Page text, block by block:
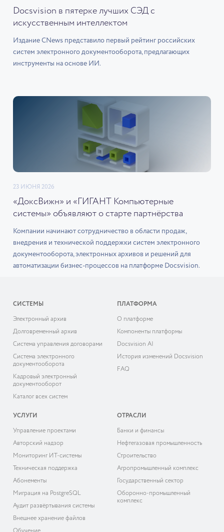
Docsvision в пятерке лучших СЭД с
искусственным интеллектом
Издание CNews представило первый рейтинг российских
систем электронного документооборота, предлагающих
инструменты на основе ИИ.
23 ИЮНЯ 2026
«ДоксВижн» и «ГИГАНТ Компьютерные
системы» объявляют о старте партнёрства
Компании начинают сотрудничество в области продаж,
внедрения и технической поддержки систем электронного
документооборота, электронных архивов и решений для
автоматизации бизнес-процессов на платформе Docsvision.
СИСТЕМЫ
Электронный архив
Долговременный архив
Система управления договорами
Система электронного
документооборота
Кадровый электронный
документооборот
Каталог всех систем
ПЛАТФОРМА
О платформе
Компоненты платформы
Docsvision AI
История изменений Docsvision
FAQ
УСЛУГИ
Управление проектами
Авторский надзор
Мониторинг ИТ-системы
Техническая поддержка
Абонементы
Миграция на PostgreSQL
Аудит развёртывания системы
Внешнее хранение файлов
ОТРАСЛИ
Банки и финансы
Нефтегазовая промышленность
Строительство
Агропромышленный комплекс
Государственный сектор
Оборонно-промышленный
комплекс